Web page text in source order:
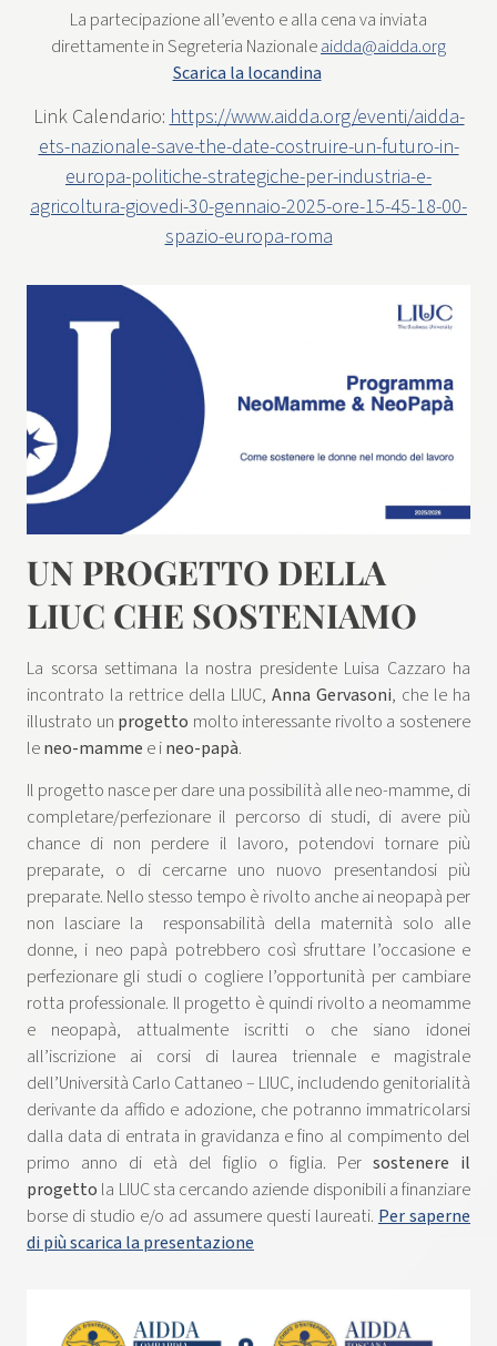
La partecipazione all’evento e alla cena va inviata
direttamente in Segreteria Nazionaleaidda@aidda.org
Scarica la locandina
Link Calendario:https://www.aidda.org/eventi/aidda-
ets-nazionale-save-the-date-costruire-un-futuro-in-
europa-politiche-strategiche-per-industria-e-
agricoltura-giovedi-30-gennaio-2025-ore-15-45-18-00-
spazio-europa-roma
UN PROGETTO DELLA
LIUC CHE SOSTENIAMO
La scorsa settimana la nostra presidente Luisa Cazzaro ha
incontrato la rettrice della LIUC, Anna Gervasoni, che le ha
illustrato un progetto molto interessante rivolto a sostenere
leneo-mamme e ineo-papà.
Il progetto nasce per dare una possibilità alle neo-mamme, di
completare/perfezionare il percorso di studi, di avere più
chance di non perdere il lavoro, potendovi tornare più
preparate, o di cercarne uno nuovo presentandosi più
preparate. Nello stesso tempo è rivolto anche ai neopapà per
non lasciare la responsabilità della maternità solo alle
donne, i neo papà potrebbero così sfruttare l’occasione e
perfezionare gli studi o cogliere l’opportunità per cambiare
rotta professionale. Il progetto è quindi rivolto a neomamme
e neopapà, attualmente iscritti o che siano idonei
all’iscrizione ai corsi di laurea triennale e magistrale
dell’Università Carlo Cattaneo – LIUC, includendo genitorialità
derivante da affido e adozione, che potranno immatricolarsi
dalla data di entrata in gravidanza e fino al compimento del
primo anno di età del figlio o figlia. Per sostenere il
progetto la LIUC sta cercando aziende disponibili a finanziare
borse di studio e/o ad assumere questi laureati. Per saperne
di più scarica la presentazione